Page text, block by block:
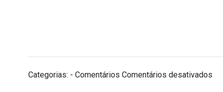
Categorias: - Comentários Comentários desativados